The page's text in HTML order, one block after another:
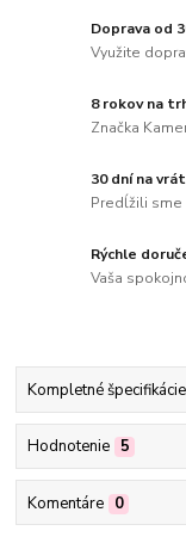
Doprava od
Využite
8 rokov na
Značka
30 dní na
Predĺžili sme
Rýchle
Vaša
Kompletné špecifikácie
Hodnotenie 5
Komentáre 0